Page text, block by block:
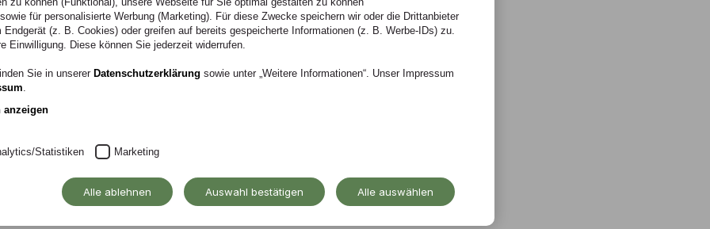
der Alanus
ist nicht alles Gold
Alanus ab Insulis
für personalisierte Werbung (Marketing). Für diese Zwecke speichern wir oder die Drittanbieter
Endgerät (z. B. Cookies) oder greifen auf bereits gespeicherte Informationen (z. B. Werbe-IDs) zu.
Einwilligung. Diese können Sie jederzeit widerrufen.
Sie in unserer Datenschutzerklärung sowie unter „Weitere Informationen“. Unser Impressum
.
anzeigen
Statistiken Marketing
Alle ablehnen Auswahl bestätigen Alle auswählen